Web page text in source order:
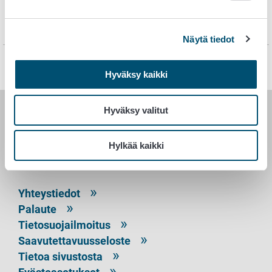
Näytä tiedot
Hyväksy kaikki
Hyväksy valitut
Hylkää kaikki
Sivu on viimeksi päivitetty 1.10.2021
RUOKAVIRASTO
Yhteystiedot
Palaute
Tietosuojailmoitus
Saavutettavuusseloste
Tietoa sivustosta